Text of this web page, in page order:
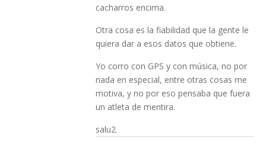
cacharros encima.
Otra cosa es la fiabilidad que la gente le
quiera dar a esos datos que obtiene.
Yo corro con GPS y con música, no por
nada en especial, entre otras cosas me
motiva, y no por eso pensaba que fuera
un atleta de mentira.
salu2.